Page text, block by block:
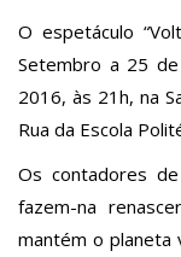
O espetáculo
Setembro a 25
2016, às 21h, na
Rua da Escola
Os contadores
fazem-na
mantém o planeta